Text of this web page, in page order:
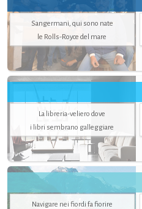
Sangermani, qui sono nate
le Rolls-Royce del mare
La libreria-veliero dove
i libri sembrano galleggiare
Navigare nei fiordi fa fiorire